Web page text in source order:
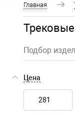
Главная
Подбор
Цена